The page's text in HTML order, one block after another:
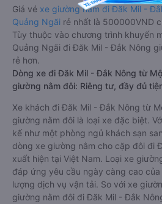
Giá vé xe giường nằm đi Đăk Mil -
Quảng Ngãi rẻ nhất là 500000VND
Tùy thuộc vào chương trình khuyến
Quảng Ngãi đi Đăk Mil - Đắk Nông
rẻ hơn.
Dòng xe đi Đăk Mil - Đắk Nông từ
giường nằm đôi: Riêng tư, đầy đủ
Xe khách đi Đăk Mil - Đắk Nông từ
giường nằm đôi là loại xe đặc biệt.
kế như một phòng ngủ khách sạn
dòng xe giường nằm cho cặp đôi đi
xuất hiện tại Việt Nam. Loại xe
đáp ứng yêu cầu ngày càng cao
lượng dịch vụ vận tải. So với xe
giường nằm đôi đi Đăk Mil - Đắk